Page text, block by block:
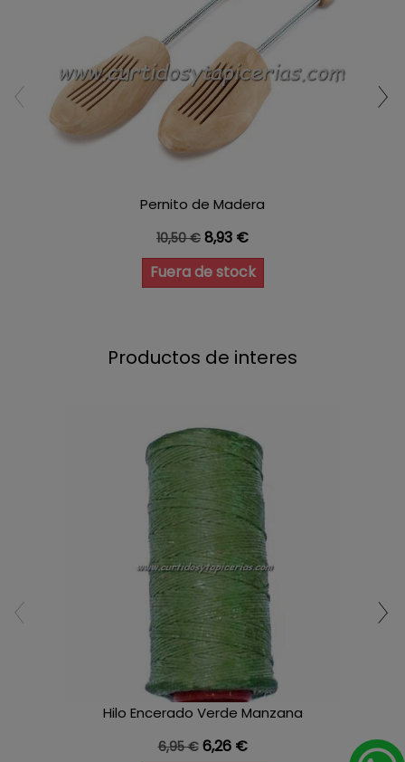
Pernito de Madera
Precio base
10,50 € Precio
8,93 €
Fuera de stock
Productos de interes
Hilo Encerado Verde Manzana
Precio base
6,95 € Precio
6,26 €